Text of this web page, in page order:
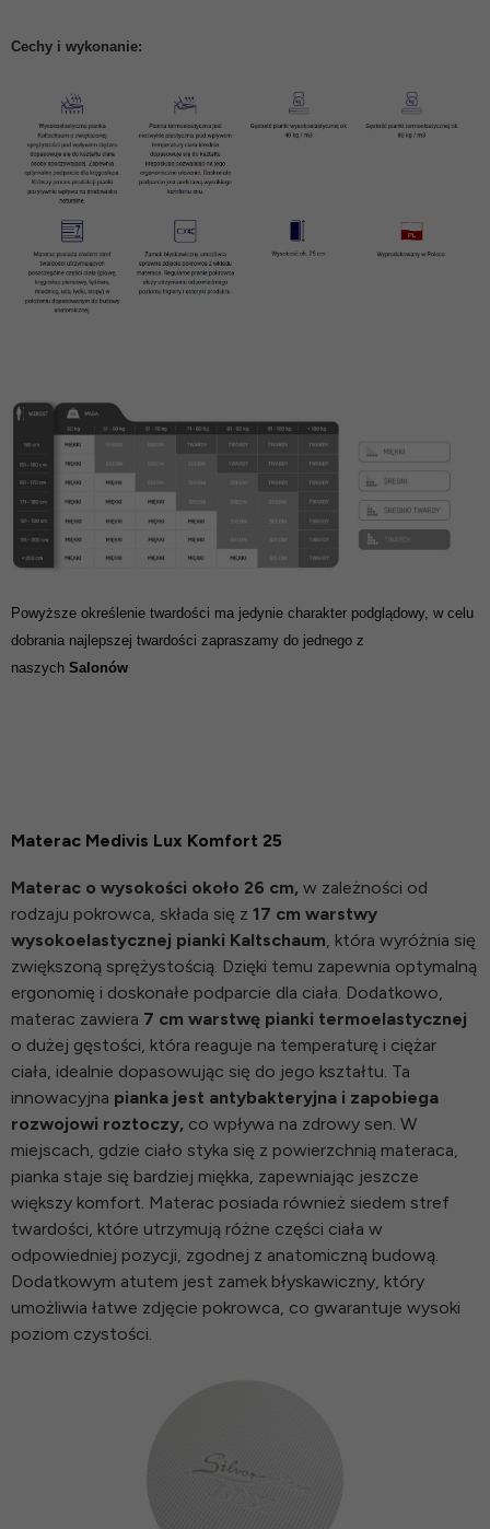
Cechy i wykonanie:
Powyższe określenie twardości ma jedynie charakter podglądowy, w celu
dobrania najlepszej twardości zapraszamy do jednego z
naszych Salonów
Materac Medivis Lux Komfort 25
Materac o wysokości około 26 cm, w zależności od
rodzaju pokrowca, składa się z 17 cm warstwy
wysokoelastycznej pianki Kaltschaum, która wyróżnia się
zwiększoną sprężystością. Dzięki temu zapewnia optymalną
ergonomię i doskonałe podparcie dla ciała. Dodatkowo,
materac zawiera 7 cm warstwę pianki termoelastycznej
o dużej gęstości, która reaguje na temperaturę i ciężar
ciała, idealnie dopasowując się do jego kształtu. Ta
innowacyjna pianka jest antybakteryjna i zapobiega
rozwojowi roztoczy, co wpływa na zdrowy sen. W
miejscach, gdzie ciało styka się z powierzchnią materaca,
pianka staje się bardziej miękka, zapewniając jeszcze
większy komfort. Materac posiada również siedem stref
twardości, które utrzymują różne części ciała w
odpowiedniej pozycji, zgodnej z anatomiczną budową.
Dodatkowym atutem jest zamek błyskawiczny, który
umożliwia łatwe zdjęcie pokrowca, co gwarantuje wysoki
poziom czystości.